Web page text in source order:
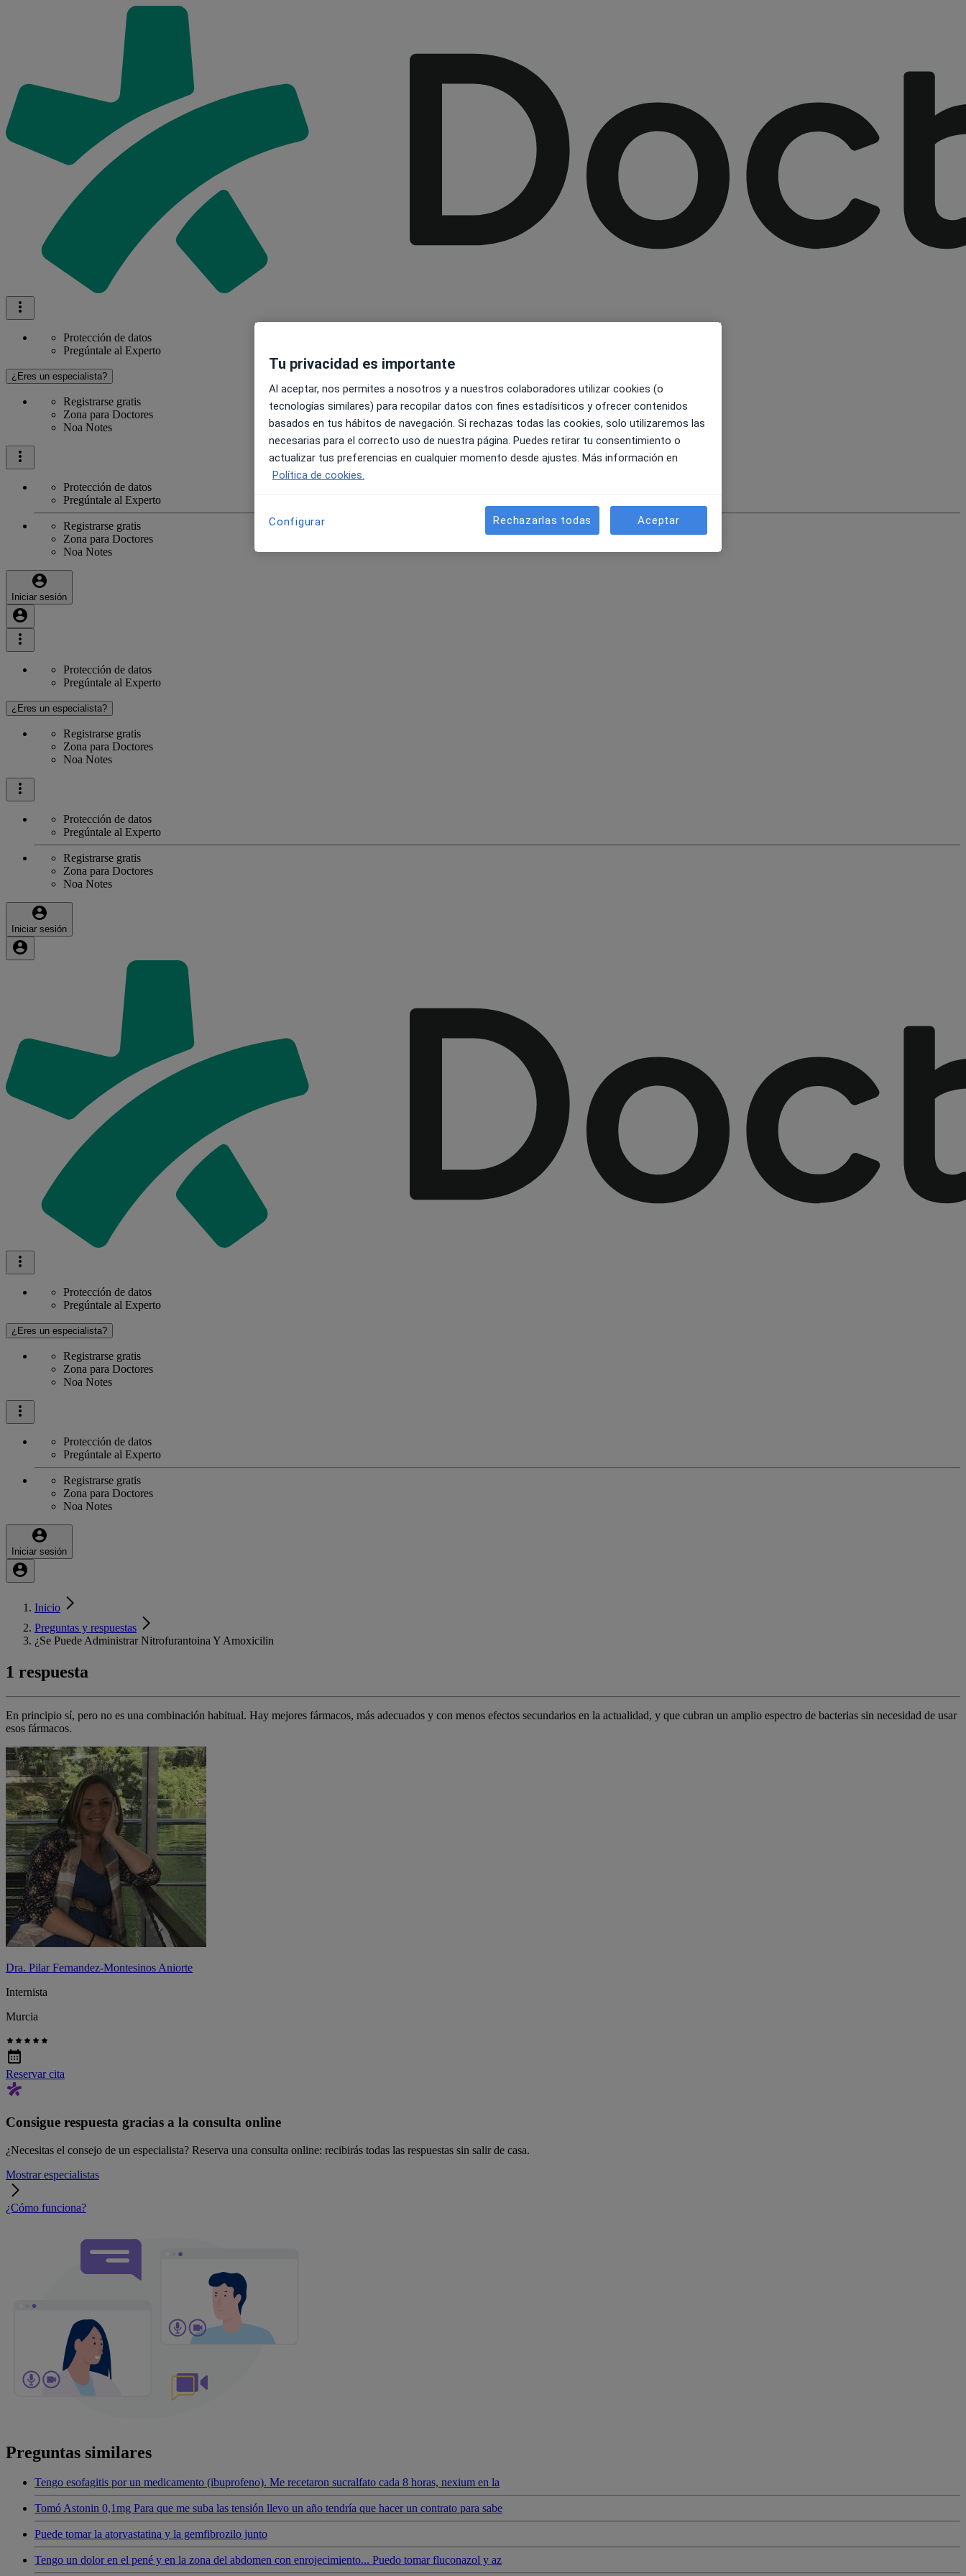
Protección de datos
Pregúntale al Experto
¿Eres un especialista?
Registrarse gratis
Zona para Doctores
Noa Notes
Protección de datos
Pregúntale al Experto
Registrarse gratis
Zona para Doctores
Noa Notes
Iniciar sesión
Protección de datos
Pregúntale al Experto
¿Eres un especialista?
Registrarse gratis
Zona para Doctores
Noa Notes
Protección de datos
Pregúntale al Experto
Registrarse gratis
Zona para Doctores
Noa Notes
Iniciar sesión
Protección de datos
Pregúntale al Experto
¿Eres un especialista?
Registrarse gratis
Zona para Doctores
Noa Notes
Protección de datos
Pregúntale al Experto
Registrarse gratis
Zona para Doctores
Noa Notes
Iniciar sesión
Inicio
Preguntas y respuestas
¿Se Puede Administrar Nitrofurantoina Y Amoxicilin
1 respuesta
En principio sí, pero no es una combinación habitual. Hay mejores fármacos, más adecuados y con menos efectos secundarios en la actualidad, y que cubran un amplio espectro de bacterias sin necesidad de usar
esos fármacos.
Dra. Pilar Fernandez-Montesinos Aniorte
Internista
Murcia
Reservar cita
Consigue respuesta gracias a la consulta online
¿Necesitas el consejo de un especialista? Reserva una consulta online: recibirás todas las respuestas sin salir de casa.
Mostrar especialistas
¿Cómo funciona?
Preguntas similares
Tengo esofagitis por un medicamento (ibuprofeno). Me recetaron sucralfato cada 8 horas, nexium en la
Tomó Astonin 0,1mg Para que me suba las tensión llevo un año tendría que hacer un contrato para sabe
Puede tomar la atorvastatina y la gemfibrozilo junto
Tengo un dolor en el pené y en la zona del abdomen con enrojecimiento... Puedo tomar fluconazol y az
Tu privacidad es importante
Al aceptar, nos permites a nosotros y a nuestros colaboradores utilizar cookies (o
tecnologías similares) para recopilar datos con fines estadísiticos y ofrecer contenidos
basados en tus hábitos de navegación. Si rechazas todas las cookies, solo utilizaremos las
necesarias para el correcto uso de nuestra página. Puedes retirar tu consentimiento o
actualizar tus preferencias en cualquier momento desde ajustes. Más información en
Política de cookies.
Configurar Rechazarlas todas Aceptar